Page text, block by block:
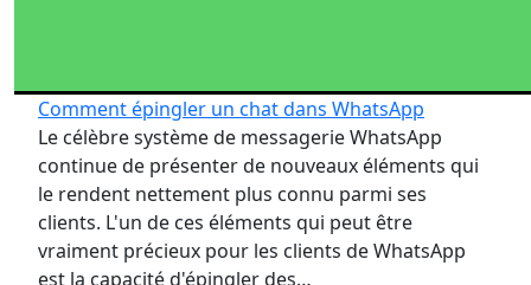
Comment épingler un chat dans WhatsApp
Le célèbre système de messagerie WhatsApp
continue de présenter de nouveaux éléments qui
le rendent nettement plus connu parmi ses
clients. L'un de ces éléments qui peut être
vraiment précieux pour les clients de WhatsApp
est la capacité d'épingler des…